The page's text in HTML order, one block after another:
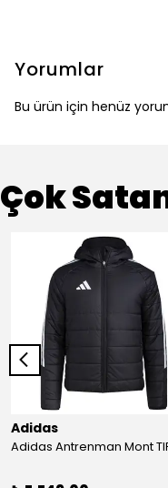
Yorumlar
Bu ürün için henüz
Çok
Adidas